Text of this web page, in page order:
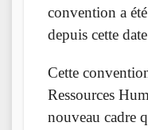
convention a
depuis cette
Cette
Ressources
nouveau cadre